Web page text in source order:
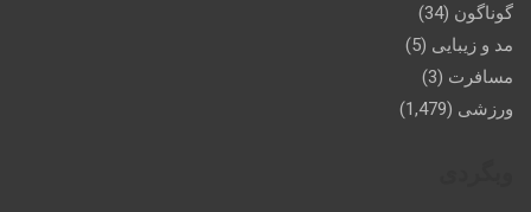
گوناگون (34)
مد و زیبایی (5)
مسافرت (3)
ورزشی (1,479)